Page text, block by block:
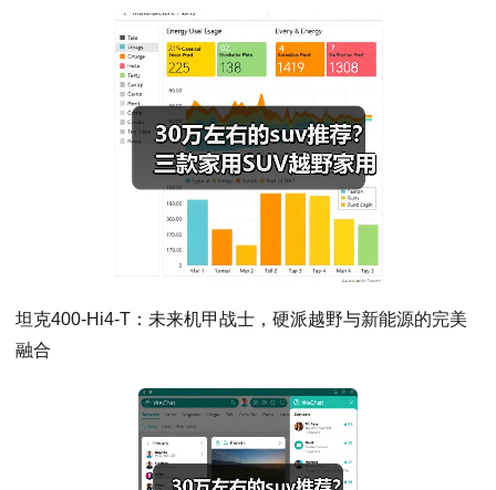
坦克400-Hi4-T：未来机甲战士，硬派越野与新能源的完美
融合